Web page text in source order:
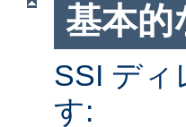
基本的
SSI ディ
す: